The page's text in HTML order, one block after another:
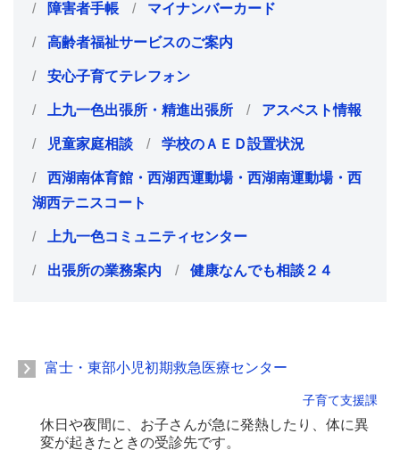
障害者手帳 マイナンバーカード
高齢者福祉サービスのご案内
安心子育てテレフォン
上九一色出張所・精進出張所 アスベスト情報
児童家庭相談 学校のＡＥＤ設置状況
西湖南体育館・西湖西運動場・西湖南運動場・西
湖西テニスコート
上九一色コミュニティセンター
出張所の業務案内 健康なんでも相談２４
富士・東部小児初期救急医療センター
子育て支援課
休日や夜間に、お子さんが急に発熱したり、体に異
変が起きたときの受診先です。